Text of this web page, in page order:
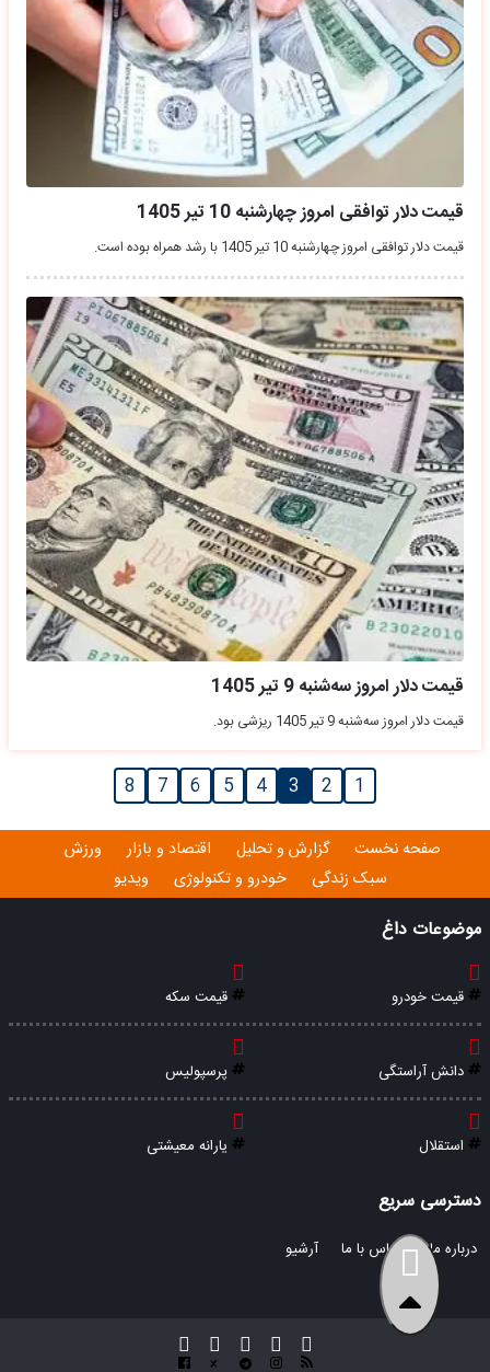
قیمت دلار توافقی امروز چهارشنبه 10 تیر 1405
قیمت دلار توافقی امروز چهارشنبه 10 تیر 1405 با رشد همراه بوده است.
قیمت دلار امروز سه‌شنبه 9 تیر 1405
قیمت دلار امروز سه‌شنبه 9 تیر 1405 ریزشی بود.
1
2
3
4
5
6
7
8
صفحه نخست گزارش و تحلیل اقتصاد و بازار
ورزش
سبک زندگی
خودرو و تکنولوژی ویدیو
موضوعات داغ
قیمت خودرو قیمت سکه
دانش آراستگی پرسپولیس
استقلال یارانه معیشتی
دسترسی سریع
درباره ما تماس با ما آرشیو